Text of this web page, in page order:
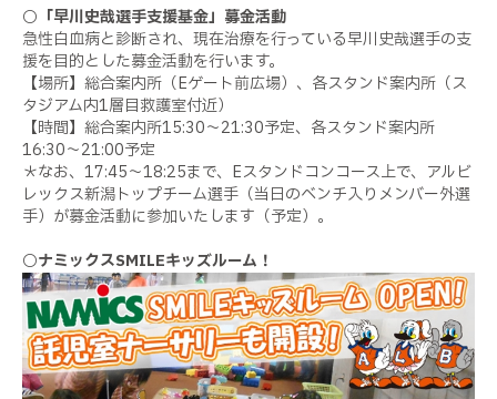
○「早川史哉選手支援基金」募金活動
急性白血病と診断され、現在治療を行っている早川史哉選手の支
援を目的とした募金活動を行います。
【場所】総合案内所（Eゲート前広場）、各スタンド案内所（ス
タジアム内1層目救護室付近）
【時間】総合案内所15:30～21:30予定、各スタンド案内所
16:30～21:00予定
＊なお、17:45～18:25まで、Eスタンドコンコース上で、アルビ
レックス新潟トップチーム選手（当日のベンチ入りメンバー外選
手）が募金活動に参加いたします（予定）。
○ナミックスSMILEキッズルーム！